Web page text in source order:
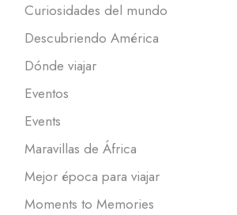
Curiosidades del mundo
Descubriendo América
Dónde viajar
Eventos
Events
Maravillas de África
Mejor época para viajar
Moments to Memories